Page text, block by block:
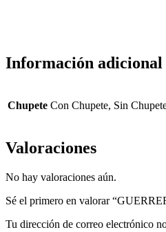
Información adicional
Chupete Con Chupete, Sin
Valoraciones
No hay valoraciones aún.
Sé el primero en valorar
Tu dirección de correo electrónico